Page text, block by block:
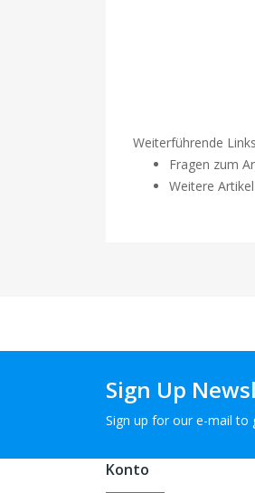
Weiterführende
Fragen zum
Weitere
Sign Up
Sign up for our e-mail to
Konto